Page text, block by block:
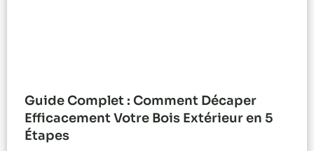
Guide Complet : Comment Décaper
Efficacement Votre Bois Extérieur en 5
Étapes